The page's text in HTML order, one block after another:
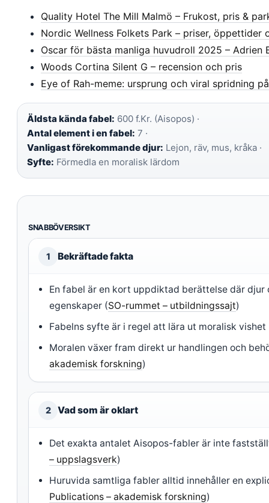
Quality Hotel The Mill Malmö – Frukost, pris &
Nordic Wellness Folkets Park – priser, öppettider
Oscar för bästa manliga huvudroll 2025 – Adrien
Woods Cortina Silent G – recension och pris
Eye of Rah-meme: ursprung och viral spridning
Äldsta kända fabel: 600 f.Kr. (Aisopos) ·
Antal element i en fabel: 7 ·
Vanligast förekommande djur: Lejon, räv, mus, kråka ·
Syfte: Förmedla en moralisk lärdom
SNABBÖVERSIKT
1 Bekräftade fakta
En fabel är en kort uppdiktad berättelse där
egenskaper (SO-rummet – utbildningssajt)
Fabelns syfte är i regel att lära ut moralisk vishet
Moralen växer fram direkt ur handlingen och
akademisk forskning)
2 Vad som är oklart
Det exakta antalet Aisopos-fabler är inte
– uppslagsverk)
Huruvida samtliga fabler alltid innehåller en
Publications – akademisk forskning)